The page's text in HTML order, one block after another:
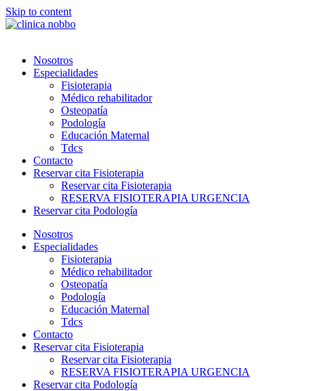
Skip to content
Nosotros
Especialidades
Fisioterapia
Médico rehabilitador
Osteopatía
Podología
Educación Maternal
Tdcs
Contacto
Reservar cita Fisioterapia
Reservar cita Fisioterapia
RESERVA FISIOTERAPIA URGENCIA
Reservar cita Podología
Nosotros
Especialidades
Fisioterapia
Médico rehabilitador
Osteopatía
Podología
Educación Maternal
Tdcs
Contacto
Reservar cita Fisioterapia
Reservar cita Fisioterapia
RESERVA FISIOTERAPIA URGENCIA
Reservar cita Podología